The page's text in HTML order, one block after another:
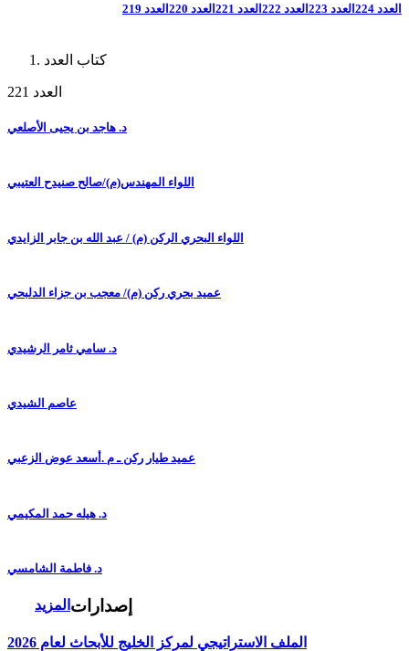
العدد 224 العدد 223 العدد 222 العدد 221 العدد 220 العدد 219
كتاب العدد
العدد 221
د. هاجد بن يحيى الأصلعي
اللواء المهندس(م)/صالح صنيدح العتيبي
اللواء البحري الركن (م) / عبد الله بن جابر الزايدي
عميد بحري ركن (م)/ معجب بن جزاء الدلبحي
د. سامي ثامر الرشيدي
عاصم الشيدي
عميد طيار ركن ـ م .أسعد عوض الزعبي
د. هيله حمد المكيمي
د. فاطمة الشامسي
المزيد إصدارات
الملف الاستراتيجي لمركز الخليج للأبحاث لعام 2026